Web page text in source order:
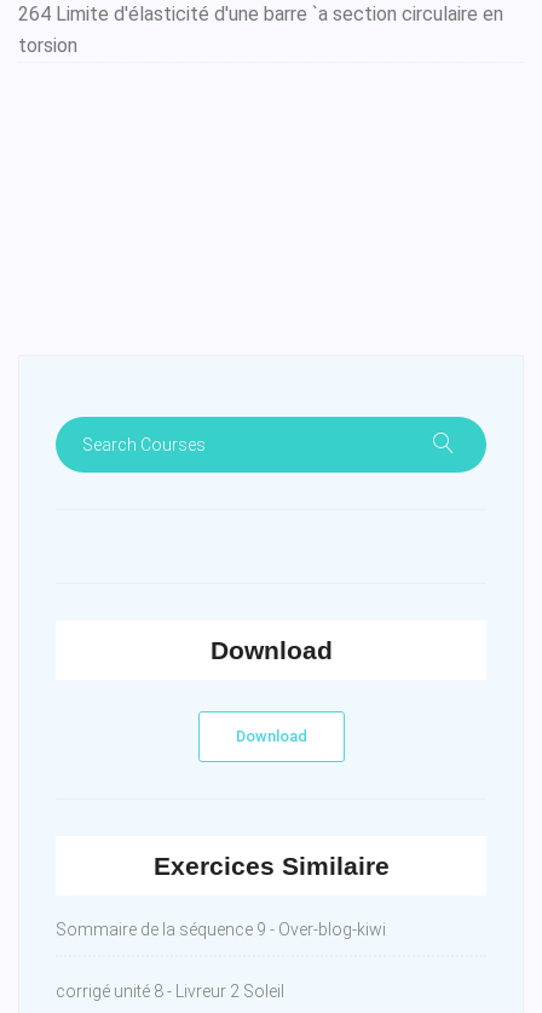
264 Limite d'élasticité d'une barre `a section circulaire en
torsion
Download
Download
Exercices Similaire
Sommaire de la séquence 9 - Over-blog-kiwi
corrigé unité 8 - Livreur 2 Soleil